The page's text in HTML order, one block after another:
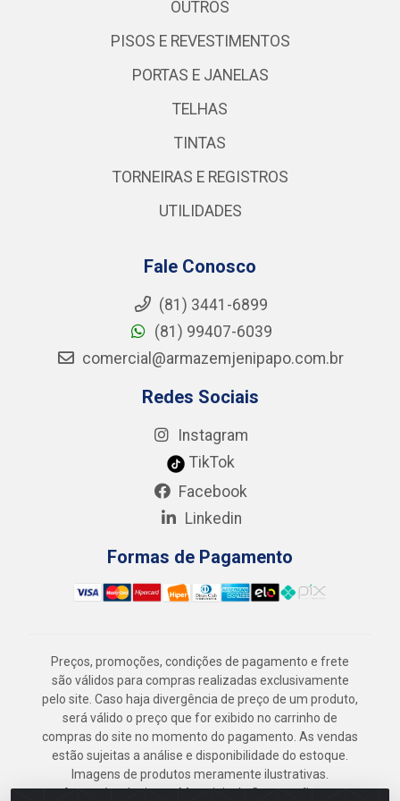
OUTROS
PISOS E REVESTIMENTOS
PORTAS E JANELAS
TELHAS
TINTAS
TORNEIRAS E REGISTROS
UTILIDADES
Fale Conosco
(81) 3441-6899
(81) 99407-6039
comercial@armazemjenipapo.com.br
Redes Sociais
Instagram
TikTok
Facebook
Linkedin
Formas de Pagamento
Preços, promoções, condições de pagamento e frete
são válidos para compras realizadas exclusivamente
pelo site. Caso haja divergência de preço de um produto,
será válido o preço que for exibido no carrinho de
compras do site no momento do pagamento. As vendas
estão sujeitas a análise e disponibilidade do estoque.
Imagens de produtos meramente ilustrativas.
Armazém Jenipapo Materiais de Construção em